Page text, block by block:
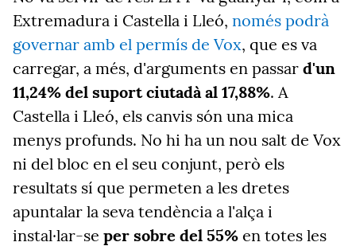
Extremadura i Castella i Lleó, només podrà
governar amb el permís de Vox, que es va
carregar, a més, d'arguments en passar d'un
11,24% del suport ciutadà al 17,88%. A
Castella i Lleó, els canvis són una mica
menys profunds. No hi ha un nou salt de Vox
ni del bloc en el seu conjunt, però els
resultats sí que permeten a les dretes
apuntalar la seva tendència a l'alça i
instal·lar-se per sobre del 55% en totes les